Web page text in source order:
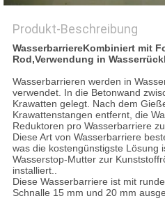
Produkt-Beschreibung
WasserbarriereKombiniert mit
Rod,Verwendung in
Wasserbarrieren werden in
verwendet. In die Betonwand
Krawatten gelegt. Nach dem
Krawattenstangen entfernt, die
Reduktoren pro Wasserbarriere
Diese Art von Wasserbarriere
was die kostengünstigste Lösung
Wasserstop-Mutter zur
installiert..
Diese Wasserbarriere ist mit
Schnalle 15 mm und 20 mm